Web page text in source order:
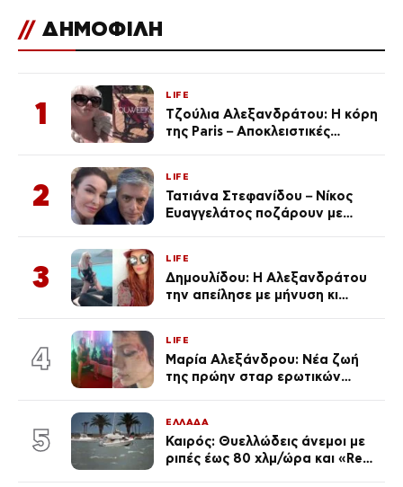
// ΔΗΜΟΦΙΛΗ
1
LIFE
Τζούλια Αλεξανδράτου: Η κόρη
της Paris – Αποκλειστικές
2
LIFE
Τατιάνα Στεφανίδου – Νίκος
Ευαγγελάτος ποζάρουν με
3
LIFE
Δημουλίδου: Η Αλεξανδράτου
την απείλησε με μήνυση κι
ποια είσαι σοκαρίστικα»
4
LIFE
Μαρία Αλεξάνδρου: Νέα ζωή
της πρώην σταρ ερωτικών
(Φωτογραφίες)
5
ΕΛΛΑΔΑ
Καιρός: Θυελλώδεις άνεμοι με
ριπές έως 80 χλμ/ώρα και «Red